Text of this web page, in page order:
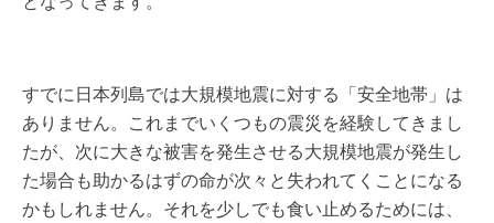
すでに日本列島では大規模地震に対する「安全地帯」は
ありません。これまでいくつもの震災を経験してきまし
たが、次に大きな被害を発生させる大規模地震が発生し
た場合も助かるはずの命が次々と失われてくことになる
かもしれません。それを少しでも食い止めるためには、